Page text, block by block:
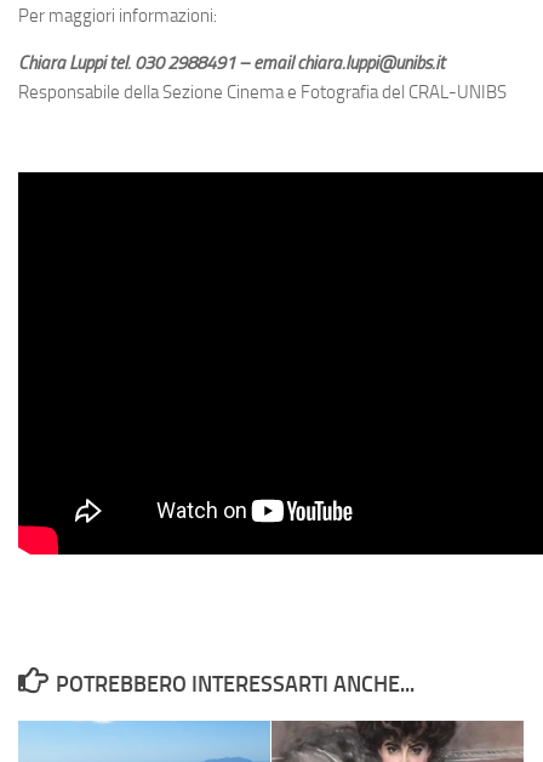
Per maggiori informazioni:
Chiara Luppi tel. 030 2988491 – email chiara.luppi@unibs.it
Responsabile della Sezione Cinema e Fotografia del CRAL-UNIBS
POTREBBERO INTERESSARTI ANCHE...